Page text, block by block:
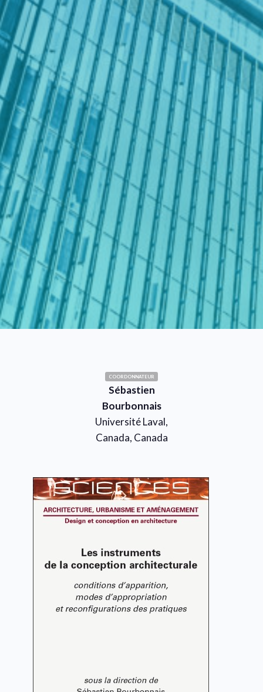
COORDONNATEUR
Sébastien
Bourbonnais
Université Laval,
Canada, Canada